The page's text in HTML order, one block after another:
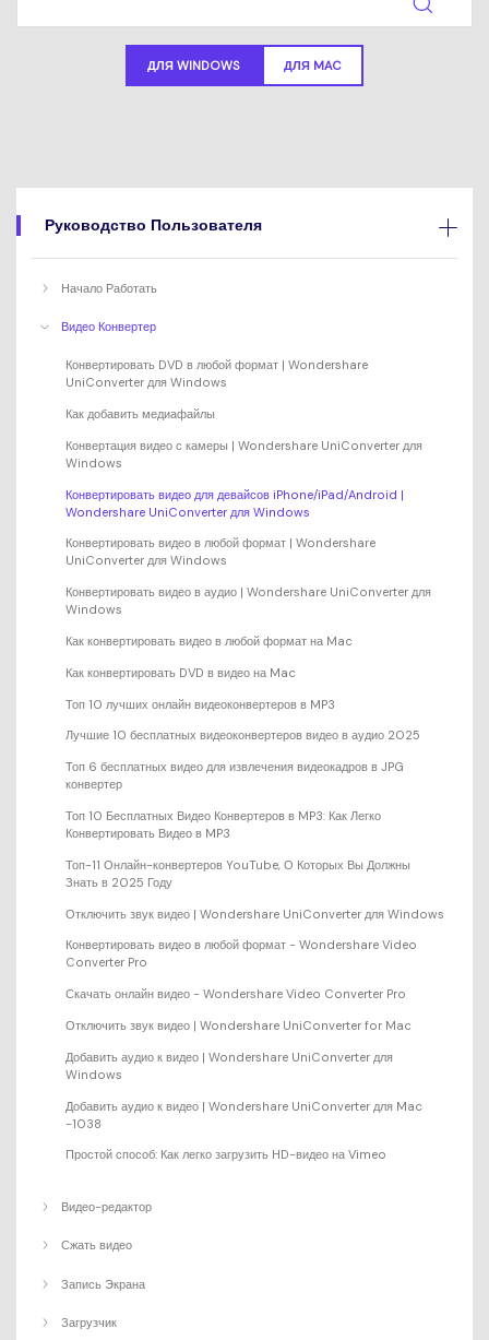
Пользователи Фильмов
Технические
Характеристики
Полный список поддерживаемых форматов,
устройств и графических процессоров.
ДЛЯ WINDOWS ДЛЯ MAC
Руководство Пользователя
Начало Работать
Видео Конвертер
Конвертировать DVD в любой формат | Wondershare
UniConverter для Windows
Как добавить медиафайлы
Конвертация видео с камеры | Wondershare UniConverter для
Windows
Конвертировать видео для девайсов iPhone/iPad/Android |
Wondershare UniConverter для Windows
Конвертировать видео в любой формат | Wondershare
UniConverter для Windows
Конвертировать видео в аудио | Wondershare UniConverter для
Windows
Как конвертировать видео в любой формат на Mac
Как конвертировать DVD в видео на Mac
Топ 10 лучших онлайн видеоконвертеров в MP3
Лучшие 10 бесплатных видеоконвертеров видео в аудио 2025
Топ 6 бесплатных видео для извлечения видеокадров в JPG
конвертер
Топ 10 Бесплатных Видео Конвертеров в MP3: Как Легко
Конвертировать Видео в MP3
Топ-11 Онлайн-конвертеров YouTube, О Которых Вы Должны
Знать в 2025 Году
Отключить звук видео | Wondershare UniConverter для Windows
Конвертировать видео в любой формат - Wondershare Video
Converter Pro
Скачать онлайн видео - Wondershare Video Converter Pro
Отключить звук видео | Wondershare UniConverter for Mac
Добавить аудио к видео | Wondershare UniConverter для
Windows
Добавить аудио к видео | Wondershare UniConverter для Mac
-1038
Простой способ: Как легко загрузить HD-видео на Vimeo
Видео-редактор
Сжать видео
Запись Экрана
Загрузчик